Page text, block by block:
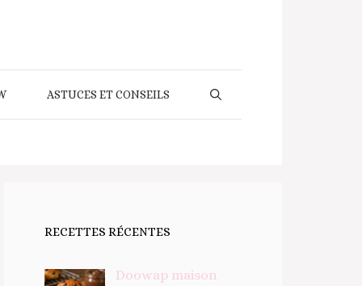
ASTUCES ET CONSEILS
RECETTES RÉCENTES
Doowap maison